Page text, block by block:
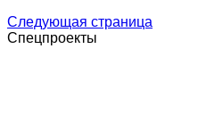
Следующая страница
Спецпроекты